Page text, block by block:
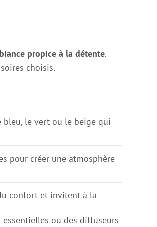
propice à la détente.
choisis.
bleu, le vert ou le beige qui
pour créer une atmosphère
confort et invitent à la
ou des diffuseurs